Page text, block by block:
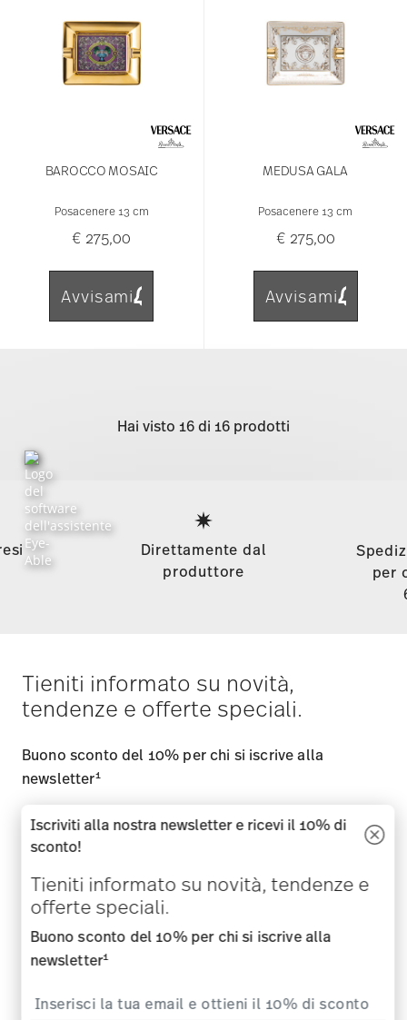
BAROCCO MOSAIC
Posacenere 13 cm
€ 275,00
Avvisami
MEDUSA GALA
Posacenere 13 cm
€ 275,00
Avvisami
Hai visto 16 di 16 prodotti
Footer
Services
Direttamente dal
produttore
per
Tieniti informato su novità,
tendenze e offerte speciali.
Buono sconto del 10% per chi si iscrive alla
newsletter1
Iscriviti
Confermo di avere piú di 16 anni e mi abbono alla newsletter di
Rosenthal sui temi porcellane, accessori per la tavola, per la
cucina e per la casa della ditta Rosenthal GmbH. In qualsiasi
dati.
Iscriviti alla nostra newsletter e ricevi il 10% di
sconto!
Tieniti informato su novità, tendenze e
offerte speciali.
Buono sconto del 10% per chi si iscrive alla
newsletter1